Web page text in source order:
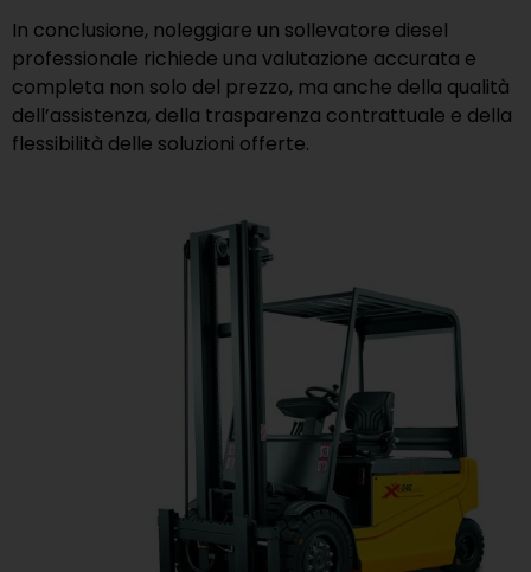
In conclusione, noleggiare un sollevatore diesel
professionale richiede una valutazione accurata e
completa non solo del prezzo, ma anche della qualità
dell’assistenza, della trasparenza contrattuale e della
flessibilità delle soluzioni offerte.